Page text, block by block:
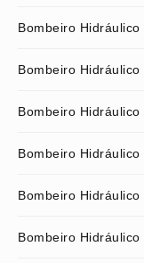
Bombeiro
Bombeiro
Bombeiro
Bombeiro
Bombeiro
Bombeiro